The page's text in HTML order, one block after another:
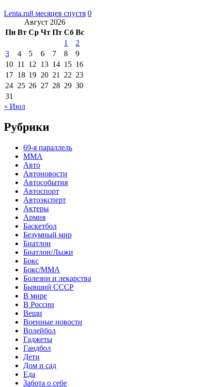
Lenta.ru8 месяцев спустя 0
Август 2026
Пн Вт Ср Чт Пт Сб Вс
1
2
3
4 5 6 7 8
9
10 11 12 13 14 15 16
17 18 19 20 21 22 23
24 25 26 27 28 29 30
31
« Июл
Рубрики
69-я параллель
MMA
Авто
Автоновости
Автособытия
Автоспорт
Автоэксперт
Актеры
Армия
Баскетбол
Безумный мир
Биатлон
Биатлон/Лыжи
Бокс
Бокс/MMA
Болезни и лекарства
Бывший СССР
В мире
В России
Вещи
Военные новости
Волейбол
Гаджеты
Гандбол
Дети
Дом и сад
Еда
Забота о себе